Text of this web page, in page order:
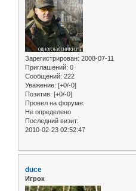
Зарегистрирован: 2008-07-11
Приглашений: 0
Сообщений: 222
Уважение: [+0/-0]
Позитив: [+0/-0]
Провел на форуме:
Не определено
Последний визит:
2010-02-23 02:52:47
duce
Игрок